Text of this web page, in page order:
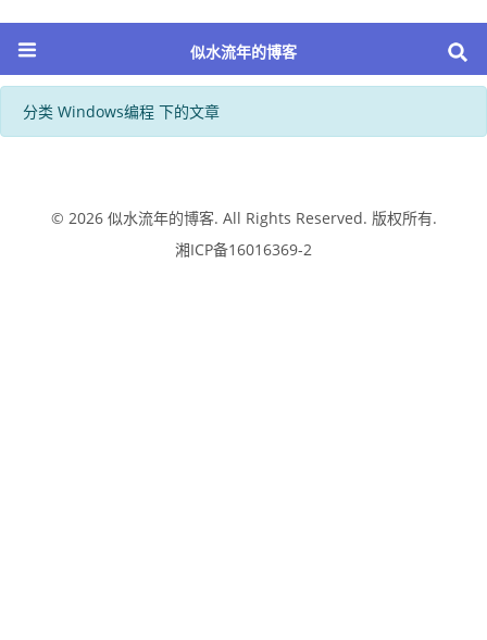
似水流年的博客
分类 Windows编程 下的文章
© 2026 似水流年的博客. All Rights Reserved. 版权所有.
湘ICP备16016369-2